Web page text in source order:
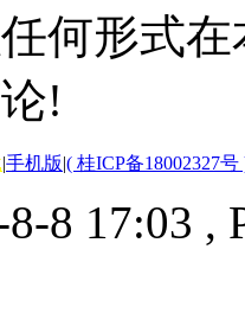
何形式
!
|手机版|( 桂ICP备18002327号
8 17:03 ,